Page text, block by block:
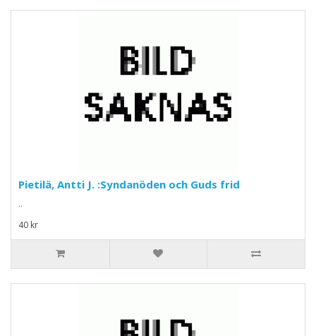
Pietilä, Antti J. :Syndanöden och Guds frid
..
40 kr